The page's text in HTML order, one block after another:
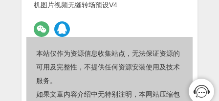
机图片视频无缝转场预设V4
本站仅作为资源信息收集站点，无法保证资源的
可用及完整性，不提供任何资源安装使用及技术
服务。
如果文章内容介绍中无特别注明，本网站压缩包